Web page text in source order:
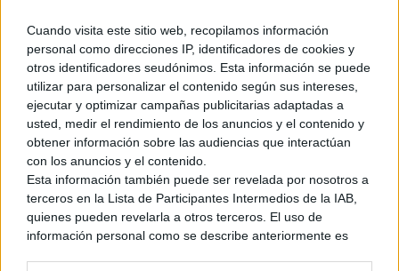
Cuando visita este sitio web, recopilamos información
personal como direcciones IP, identificadores de cookies y
otros identificadores seudónimos. Esta información se puede
utilizar para personalizar el contenido según sus intereses,
ejecutar y optimizar campañas publicitarias adaptadas a
usted, medir el rendimiento de los anuncios y el contenido y
obtener información sobre las audiencias que interactúan
con los anuncios y el contenido.
Esta información también puede ser revelada por nosotros a
terceros en la Lista de Participantes Intermedios de la IAB,
quienes pueden revelarla a otros terceros. El uso de
información personal como se describe anteriormente es
El principal problema de este sistema es que, a la hora de
mejorar armas o armaduras ya poderosas, te exigen algún
material muy difícil de conseguir debido a que su
probabilidad de aparición es muy reducida (como las clásicas
placas o joyas). A no ser que tuvieras suerte y consiguieras